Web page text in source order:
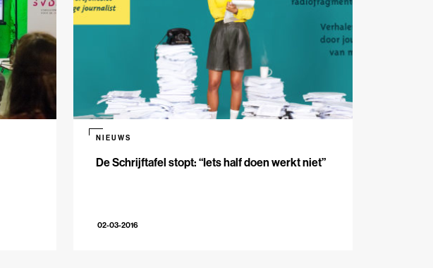
De Schrijftafel stopt: “Iets half doen werkt niet”
NIEUWS
02-03-2016